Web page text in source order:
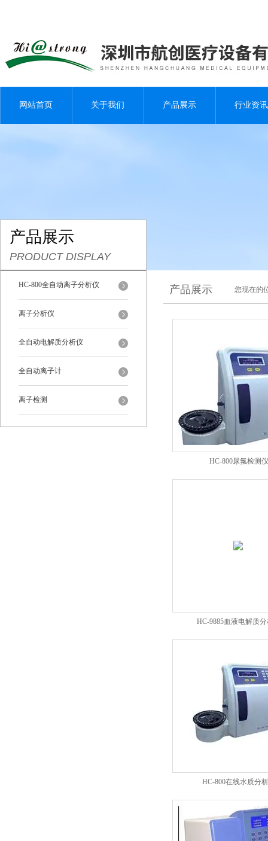
网站首页 关于我们 产品展示 行业资讯
产品展示
PRODUCT DISPLAY
HC-800全自动离子分析仪
离子分析仪
全自动电解质分析仪
全自动离子计
离子检测
产品展示 您现在的
HC-800尿氟检测仪
HC-9885血液电解质
HC-800在线水质分